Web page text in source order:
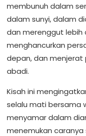
membunuh dalam
dalam sunyi, dalam
dan merenggut lebih
menghancurkan
depan, dan menjerat
abadi.
Kisah ini
selalu mati bersama
menyamar dalam
menemukan caranya